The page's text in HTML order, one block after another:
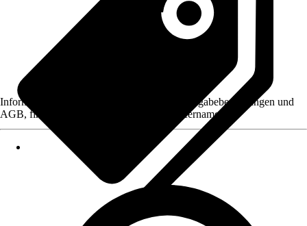
Informationen des Verkäufers, wie z. B. Rückgabebedingungen und
AGB, finden Sie bei Klick auf den Verkäufernamen.